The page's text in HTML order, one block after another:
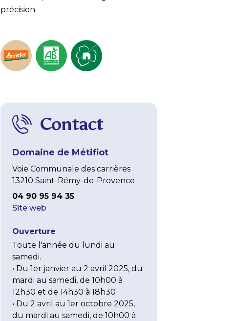
précision.
Contact
Domaine de Métifiot
Voie Communale des carrières
13210 Saint-Rémy-de-Provence
04 90 95 94 35
Site web
Ouverture
Toute l'année du lundi au
samedi.
• Du 1er janvier au 2 avril 2025, du
mardi au samedi, de 10h00 à
12h30 et de 14h30 à 18h30
• Du 2 avril au 1er octobre 2025,
du mardi au samedi, de 10h00 à